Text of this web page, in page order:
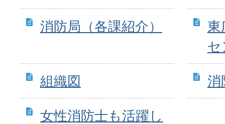
消防局（各課紹介）
東
セ
組織図 消
女性消防士も活躍し